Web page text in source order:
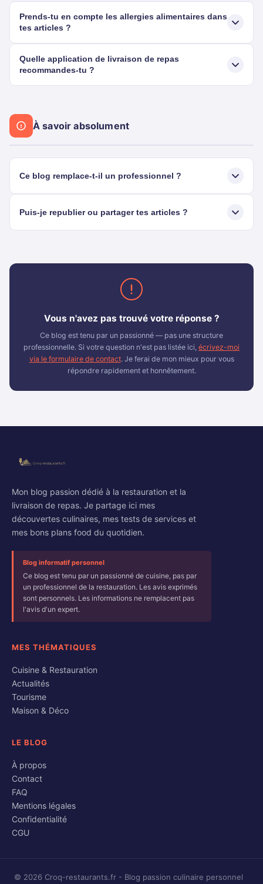
Prends-tu en compte les allergies alimentaires dans
tes articles ?
Quelle application de livraison de repas
recommandes-tu ?
À savoir absolument
Ce blog remplace-t-il un professionnel ?
Puis-je republier ou partager tes articles ?
Vous n'avez pas trouvé votre réponse ?
Ce blog est tenu par un passionné — pas une structure
professionnelle. Si votre question n'est pas listée ici, écrivez-moi
via le formulaire de contact. Je ferai de mon mieux pour vous
répondre rapidement et honnêtement.
Mon blog passion dédié à la restauration et la
livraison de repas. Je partage ici mes
découvertes culinaires, mes tests de services et
mes bons plans food du quotidien.
Blog informatif personnel
Ce blog est tenu par un passionné de cuisine, pas par
un professionnel de la restauration. Les avis exprimés
sont personnels. Les informations ne remplacent pas
l'avis d'un expert.
MES THÉMATIQUES
Cuisine & Restauration
Actualités
Tourisme
Maison & Déco
LE BLOG
À propos
Contact
FAQ
Mentions légales
Confidentialité
CGU
© 2026 Croq-restaurants.fr - Blog passion culinaire personnel